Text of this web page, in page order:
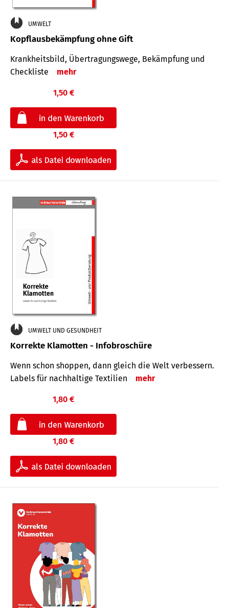
UMWELT
Kopflausbekämpfung ohne Gift
Krankheits­bild, Übertra­gungs­wege, Bekämpfung und
Check­liste
mehr
1,50 €
1,50 €
UMWELT UND GESUNDHEIT
Korrekte Klamotten - Infobroschüre
Wenn schon shoppen, dann gleich die Welt verbessern.
Labels für nachhaltige Textilien
mehr
1,80 €
1,80 €